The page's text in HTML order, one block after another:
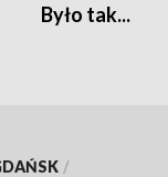
Było tak...
/